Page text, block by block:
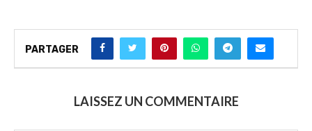
PARTAGER
LAISSEZ UN COMMENTAIRE